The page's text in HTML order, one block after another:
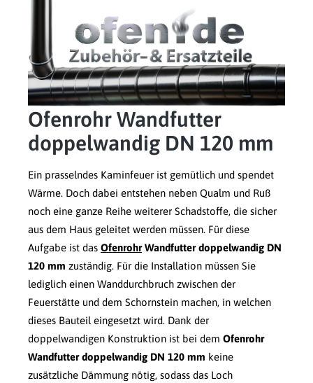
Ofenrohr Wandfutter
doppelwandig DN 120 mm
Ein prasselndes Kaminfeuer ist gemütlich und spendet
Wärme. Doch dabei entstehen neben Qualm und Ruß
noch eine ganze Reihe weiterer Schadstoffe, die sicher
aus dem Haus geleitet werden müssen. Für diese
Aufgabe ist das OfenrohrWandfutter doppelwandig DN
120 mm zuständig. Für die Installation müssen Sie
lediglich einen Wanddurchbruch zwischen der
Feuerstätte und dem Schornstein machen, in welchen
dieses Bauteil eingesetzt wird. Dank der
doppelwandigen Konstruktion ist bei dem Ofenrohr
Wandfutter doppelwandig DN 120 mm keine
zusätzliche Dämmung nötig, sodass das Loch